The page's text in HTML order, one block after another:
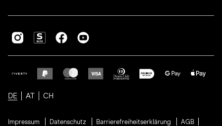
DE AT CH
Impressum Datenschutz Barrierefreiheitserklärung AGB